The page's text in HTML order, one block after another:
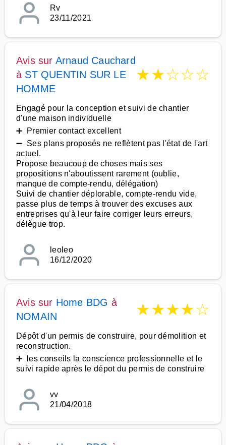
Rv
23/11/2021
Avis sur Arnaud Cauchard
à ST QUENTIN SUR LE
HOMME
★★☆☆☆
Engagé pour la conception et suivi de chantier
d'une maison individuelle
➕ Premier contact excellent
➖ Ses plans proposés ne reflètent pas l'état de l'art
actuel.
Propose beaucoup de choses mais ses
propositions n'aboutissent rarement (oublie,
manque de compte-rendu, délégation)
Suivi de chantier déplorable, compte-rendu vide,
passe plus de temps à trouver des excuses aux
entreprises qu'à leur faire corriger leurs erreurs,
délègue trop.
leoleo
16/12/2020
Avis sur Home BDG à
NOMAIN
★★★★☆
Dépôt d'un permis de construire, pour démolition et
reconstruction.
➕ les conseils la conscience professionnelle et le
suivi rapide après le dépot du permis de construire
vv
21/04/2018